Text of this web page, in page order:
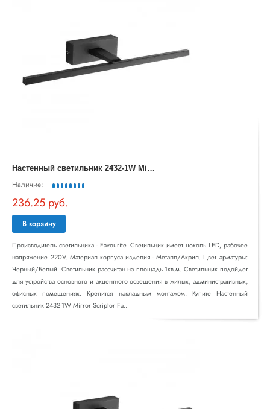
Н
астенный светильник 2432-1W Mirror Scriptor Favourite
Наличие:
236.25 руб.
В корзину
Производитель светильника - Favourite. Светильник имеет цоколь LED, рабочее
напряжение 220V. Материал корпуса изделия - Металл/Акрил. Цвет арматуры:
Черный/Белый. Светильник рассчитан на площадь 1кв.м. Светильник подойдет
для устройства основного и акцентного освещения в жилых, административных,
офисных помещениях. Крепится накладным монтажом. Купите Настенный
светильник 2432-1W Mirror Scriptor Fa..